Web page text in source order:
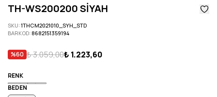
TH-WS200200 SİYAH
SKU:1THCM2021010_SYH_STD
BARKOD: 8682151359194
%60 ₺ 3.059,00₺ 1.223,60
RENK
BEDEN